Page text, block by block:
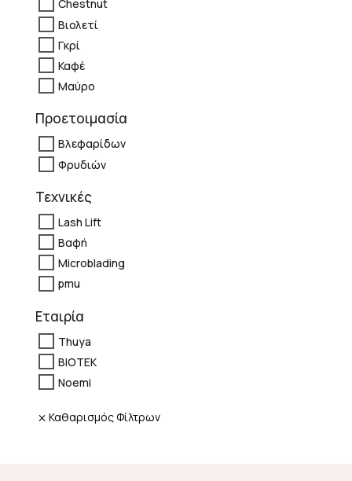
Chestnut
Βιολετί
Γκρί
Καφέ
Μαύρο
Προετοιμασία
Βλεφαρίδων
Φρυδιών
Τεχνικές
Lash Lift
Βαφή
Microblading
pmu
Εταιρία
Thuya
BIOTEK
Noemi
Καθαρισμός Φίλτρων